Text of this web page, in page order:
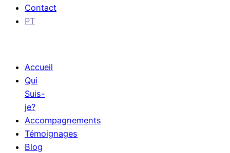
Contact
PT
Accueil
Qui
Suis-
je?
Accompagnements
Témoignages
Blog